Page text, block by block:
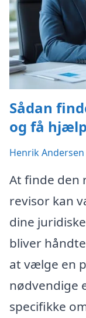
Sådan
og få
Henrik Andersen
At finde den
revisor kan
dine
bliver
at vælge en
nødvendige
specifikke